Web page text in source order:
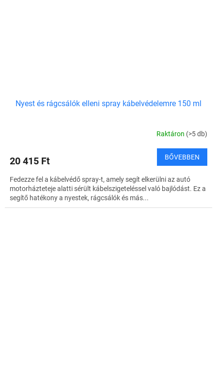
Nyest és rágcsálók elleni spray kábelvédelemre 150 ml
Raktáron (>5 db)
20 415 Ft BŐVEBBEN
Fedezze fel a kábelvédő spray-t, amely segít elkerülni az autó
motorházteteje alatti sérült kábelszigeteléssel való bajlódást. Ez a
segítő hatékony a nyestek, rágcsálók és más...